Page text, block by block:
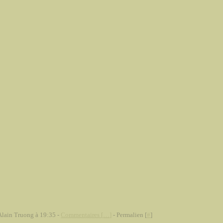
Truong à 19:35 - - Permalien [ ]